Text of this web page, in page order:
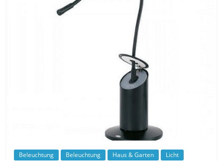
Beleuchtung Beleuchtung Haus & Garten Licht